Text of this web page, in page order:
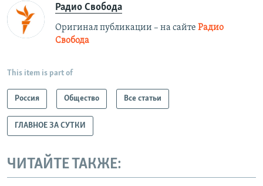
Радио Свобода
Оригинал публикации – на сайте Радио
Свобода
This item is part of
Россия Общество Все статьи
ГЛАВНОЕ ЗА СУТКИ
ЧИТАЙТЕ ТАКЖЕ: